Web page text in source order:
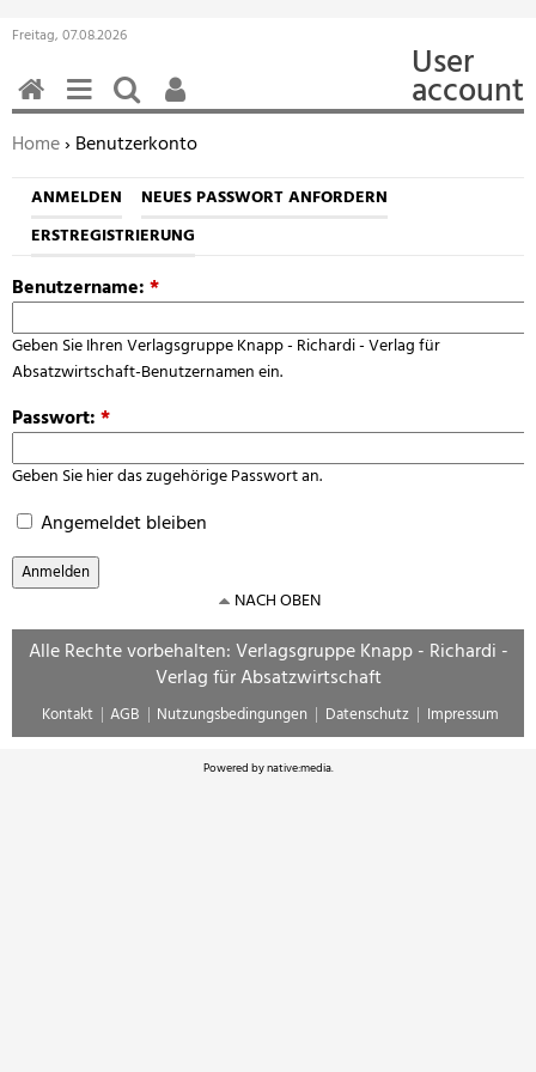
Freitag, 07.08.2026
User
account
Sie befinden sich hier:
Home› Benutzerkonto
ANMELDEN
NEUES PASSWORT ANFORDERN
ERSTREGISTRIERUNG
Benutzername:*
Geben Sie Ihren Verlagsgruppe Knapp - Richardi - Verlag für
Absatzwirtschaft-Benutzernamen ein.
Passwort:*
Geben Sie hier das zugehörige Passwort an.
Angemeldet bleiben
HOMEMENÜSUCHEN
BENUTZERFUNKTIONEN
NACH OBEN
Alle Rechte vorbehalten: Verlagsgruppe Knapp - Richardi -
Verlag für Absatzwirtschaft
Kontakt AGB Nutzungsbedingungen Datenschutz Impressum
Powered bynative:media.